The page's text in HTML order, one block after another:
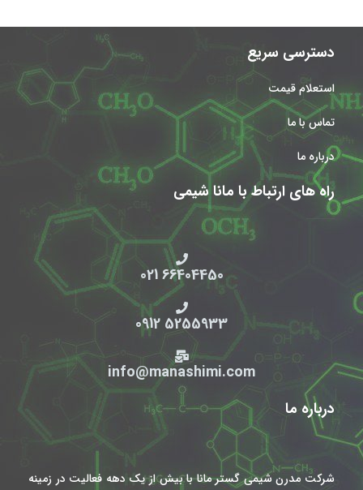
دسترسی سریع
استعلام قیمت
تماس با ما
درباره ما
راه های ارتباط با مانا شیمی
66404450 021
5255933 0912
info@manashimi.com
درباره ما
شرکت مدرن شیمی گستر مانا با بیش از یک دهه فعالیت در زمینه